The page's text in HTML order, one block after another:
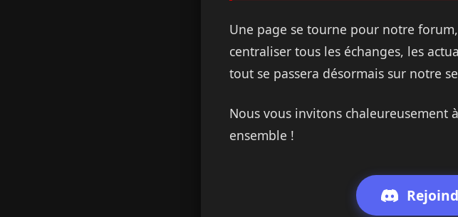
Une page se tourne pour notre
centraliser tous les échanges, les
tout se passera désormais sur notre
Nous vous invitons
ensemble !